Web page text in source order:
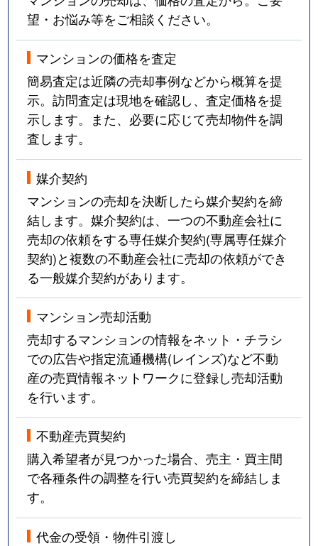
望・お悩み等をご相談ください。
マンションの価格を査定
簡易査定は近隣の売却事例などから概算を提
示。訪問査定は現地を確認し、査定価格を提
示します。また、必要に応じて売却物件を調
査します。
媒介契約
マンションの売却を決断したら媒介契約を締
結します。媒介契約は、一つの不動産会社に
売却の依頼をする専任媒介契約(専属専任媒介
契約)と複数の不動産会社に売却の依頼ができ
る一般媒介契約があります。
マンション売却活動
売却するマンションの情報をネット・チラシ
での広告や指定流通機構(レインズ)など不動
産の売買情報ネットワークに登録し売却活動
を行います。
不動産売買契約
購入希望者が見つかった場合、売主・買主間
で各種条件の調整を行い売買契約を締結しま
す。
代金の受領・物件引渡し